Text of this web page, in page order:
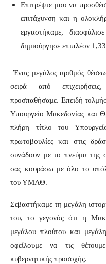
Επιτρέψτε μου να
επιτάχυνση και η
εργαστήκαμε,
δημιούργησε επιπλέον
Ένας μεγάλος αριθμός
σειρά από
προσπαθήσαμε. Επειδή
Υπουργείο Μακεδονίας και
πλήρη τίτλο του
πρωτοβουλίες και στις
συνάδουν με το πνεύμα της
σας κουράσω με όλο το
του ΥΜΑΘ.
Σεβαστήκαμε τη μεγάλη
του, το γεγονός ότι η
μεγάλου πλούτου και
οφείλουμε να τις
κυβερνητικής προσοχής.